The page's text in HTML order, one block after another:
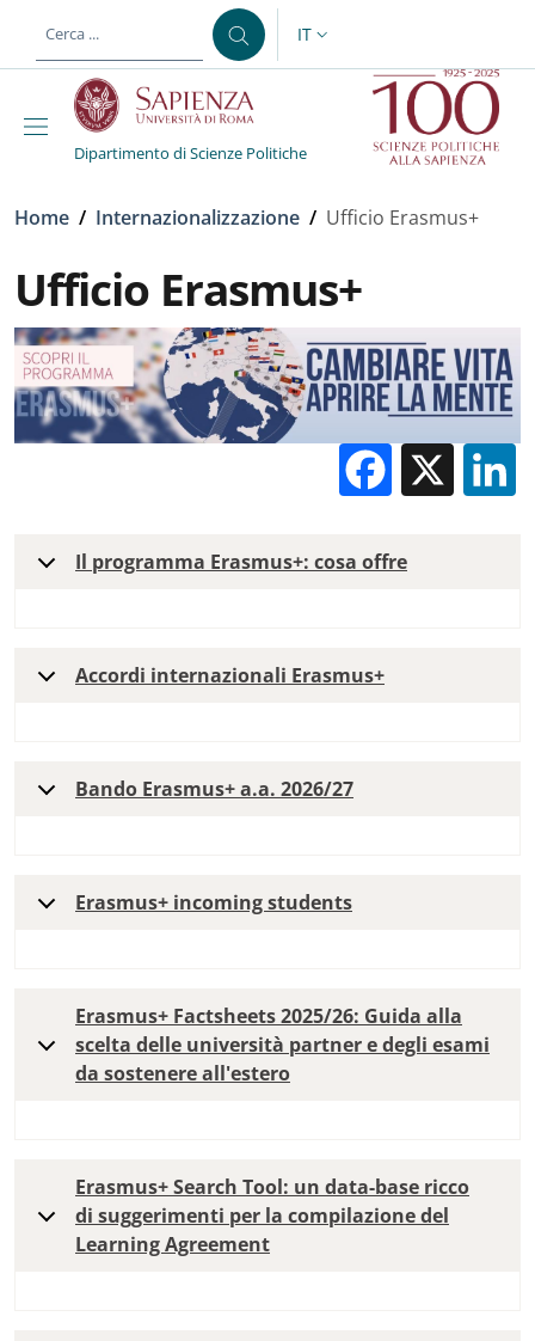
al contenuto principale
SELETTORE LINGUA:
IT
Dipartimento di Scienze Politiche
Briciole di pane
Home / Internazionalizzazione / Ufficio Erasmus+
Ufficio Erasmus+
X
Il programma Erasmus+: cosa offre
Accordi internazionali Erasmus+
Bando Erasmus+ a.a. 2026/27
Erasmus+ incoming students
Erasmus+ Factsheets 2025/26: Guida alla
scelta delle università partner e degli esami
da sostenere all'estero
Erasmus+ Search Tool: un data-base ricco
di suggerimenti per la compilazione del
Learning Agreement